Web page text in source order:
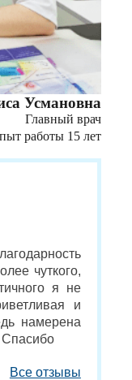
Усмановна
Главный врач
работы 15 лет
чуткого,
я не
и
намерена
Спасибо
Все отзывы